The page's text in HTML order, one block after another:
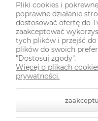
ODWIEDŹ NAS NA
Pliki cookies i
poprawne działanie
dostosować ofertę do
zaakceptować
tych plików i przejść
plików do swoich
"Dostosuj zgody".
Więcej o plikach
prywatności.